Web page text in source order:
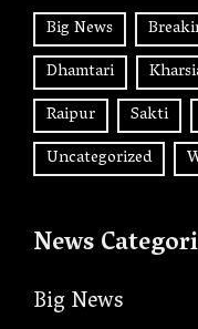
Big News
Dhamtari
Raipur
Sakti
Uncategorized
News
Big News